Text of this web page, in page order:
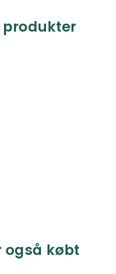
produkter
også købt